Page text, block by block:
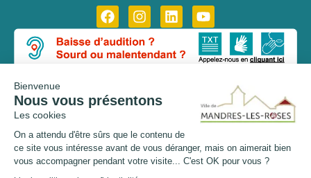
Bienvenue
Nous vous présentons
Les cookies
On a attendu d'être sûrs que le contenu de
ce site vous intéresse avant de vous déranger, mais on aimerait bien
vous accompagner pendant votre visite... C'est OK pour vous ?
© Copyright Ville de Mandres-
Les-Roses 2026 – Tous droits
réservés
Mentions légales